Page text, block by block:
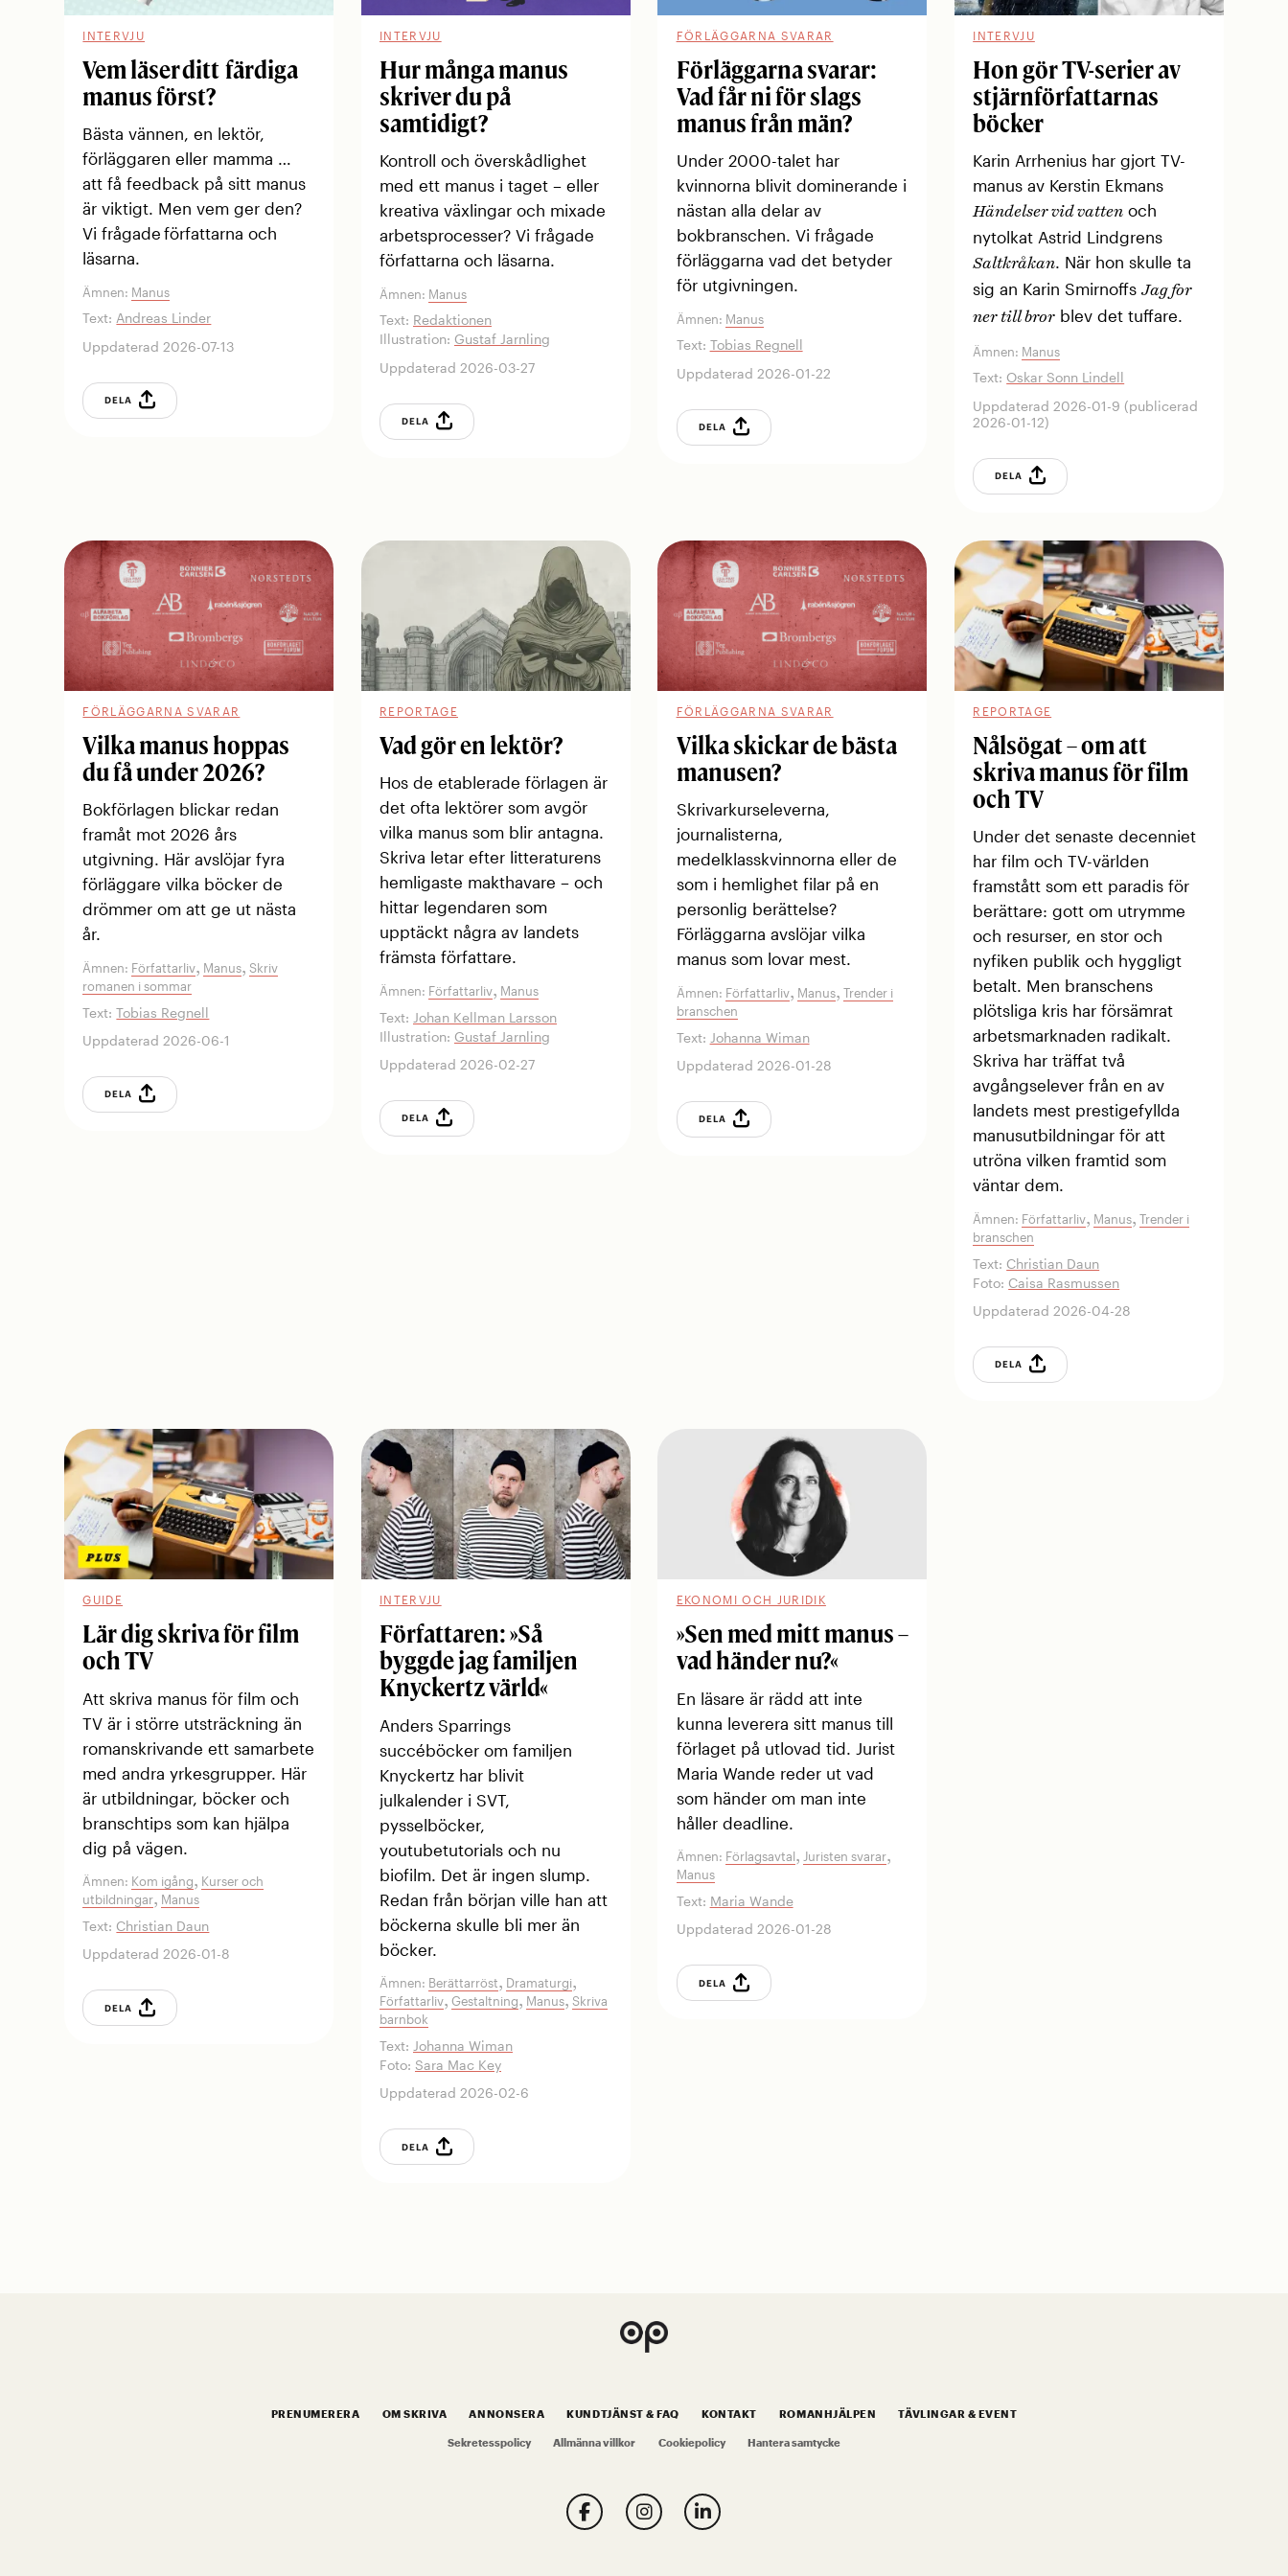
INTERVJU
Vem läser ditt färdiga
manus först?
Bästa vännen, en lektör,
förläggaren eller mamma …
att få feedback på sitt manus
är viktigt. Men vem ger den?
Vi frågade författarna och
läsarna.
Ämnen: Manus
Text: Andreas Linder
Uppdaterad 2026-07-13
DELA
INTERVJU
Hur många manus
skriver du på
samtidigt?
Kontroll och överskådlighet
med ett manus i taget – eller
kreativa växlingar och mixade
arbetsprocesser? Vi frågade
författarna och läsarna.
Ämnen: Manus
Text: Redaktionen
Illustration: Gustaf Jarnling
Uppdaterad 2026-03-27
DELA
FÖRLÄGGARNA SVARAR
Förläggarna svarar:
Vad får ni för slags
manus från män?
Under 2000-talet har
kvinnorna blivit dominerande i
nästan alla delar av
bokbranschen. Vi frågade
förläggarna vad det betyder
för utgivningen.
Ämnen: Manus
Text: Tobias Regnell
Uppdaterad 2026-01-22
DELA
INTERVJU
Hon gör TV-serier av
stjärnförfattarnas
böcker
Karin Arrhenius har gjort TV-
manus av Kerstin Ekmans
Händelser vid vatten och
nytolkat Astrid Lindgrens
Saltkråkan. När hon skulle ta
sig an Karin SmirnoffsJag for
ner till bror blev det tuffare.
Ämnen: Manus
Text: Oskar Sonn Lindell
Uppdaterad 2026-01-9 (publicerad
2026-01-12)
DELA
FÖRLÄGGARNA SVARAR
Vilka manus hoppas
du få under 2026?
Bokförlagen blickar redan
framåt mot 2026 års
utgivning. Här avslöjar fyra
förläggare vilka böcker de
drömmer om att ge ut nästa
år.
Ämnen: Författarliv, Manus,Skriv
romanen i sommar
Text:Tobias Regnell
Uppdaterad 2026-06-1
DELA
REPORTAGE
Vad gör en lektör?
Hos de etablerade förlagen är
det ofta lektörer som avgör
vilka manus som blir antagna.
Skriva letar efter litteraturens
hemligaste makthavare – och
hittar legendaren som
upptäckt några av landets
främsta författare.
Ämnen: Författarliv, Manus
Text: Johan Kellman Larsson
Illustration: Gustaf Jarnling
Uppdaterad 2026-02-27
DELA
FÖRLÄGGARNA SVARAR
Vilka skickar de bästa
manusen?
Skrivarkurseleverna,
journalisterna,
medelklasskvinnorna eller de
som i hemlighet filar på en
personlig berättelse?
Förläggarna avslöjar vilka
manus som lovar mest.
Ämnen: Författarliv, Manus, Trender i
branschen
Text: Johanna Wiman
Uppdaterad 2026-01-28
DELA
REPORTAGE
Nålsögat – om att
skriva manus för film
och TV
Under det senaste decenniet
har film och TV-världen
framstått som ett paradis för
berättare: gott om utrymme
och resurser, en stor och
nyfiken publik och hyggligt
betalt. Men branschens
plötsliga kris har försämrat
arbetsmarknaden radikalt.
Skriva har träffat två
avgångselever från en av
landets mest prestigefyllda
manusutbildningar för att
utröna vilken framtid som
väntar dem.
Ämnen: Författarliv, Manus,Trender i
branschen
Text: Christian Daun
Foto: Caisa Rasmussen
Uppdaterad 2026-04-28
DELA
GUIDE
Lär dig skriva för film
och TV
Att skriva manus för film och
TV är i större utsträckning än
romanskrivande ett samarbete
med andra yrkesgrupper. Här
är utbildningar, böcker och
branschtips som kan hjälpa
dig på vägen.
Ämnen: Kom igång, Kurser och
utbildningar, Manus
Text: Christian Daun
Uppdaterad 2026-01-8
DELA
INTERVJU
Författaren: »Så
byggde jag familjen
Knyckertz värld«
Anders Sparrings
succéböcker om familjen
Knyckertz har blivit
julkalender i SVT,
pysselböcker,
youtubetutorials och nu
biofilm. Det är ingen slump.
Redan från början ville han att
böckerna skulle bli mer än
böcker.
Ämnen: Berättarröst, Dramaturgi,
Författarliv, Gestaltning, Manus, Skriva
barnbok
Text: Johanna Wiman
Foto: Sara Mac Key
Uppdaterad 2026-02-6
DELA
EKONOMI OCH JURIDIK
»Sen med mitt manus –
vad ­händer nu?«
En läsare är rädd att inte
kunna leverera sitt manus till
förlaget på utlovad tid. Jurist
Maria Wande reder ut vad
som händer om man inte
håller deadline.
Ämnen: Förlagsavtal, Juristen svarar,
Manus
Text: Maria Wande
Uppdaterad 2026-01-28
DELA
PRENUMERERA OM SKRIVA ANNONSERA KUNDTJÄNST & FAQ KONTAKT ROMANHJÄLPEN TÄVLINGAR & EVENT
Sekretesspolicy Allmänna villkor Cookiepolicy Hantera samtycke